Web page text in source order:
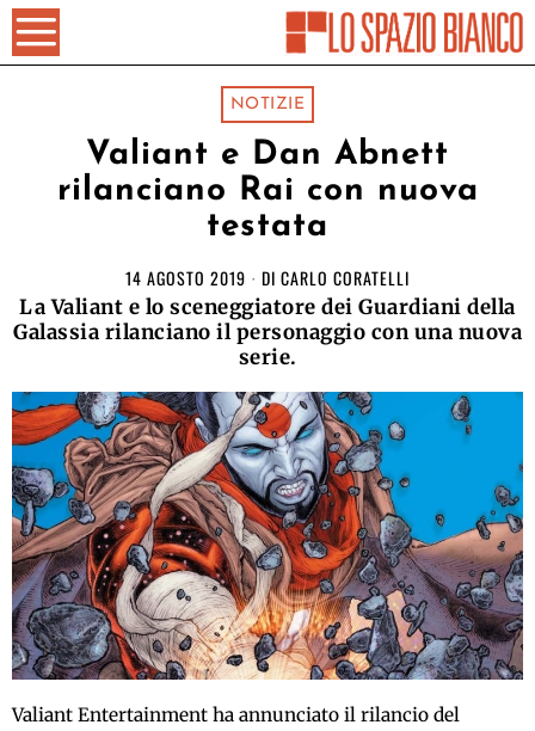
NOTIZIE
Valiant e Dan Abnett
rilanciano Rai con nuova
testata
14 AGOSTO 2019 DI CARLO CORATELLI
La Valiant e lo sceneggiatore dei Guardiani della
Galassia rilanciano il personaggio con una nuova
serie.
Valiant Entertainment ha annunciato il rilancio del